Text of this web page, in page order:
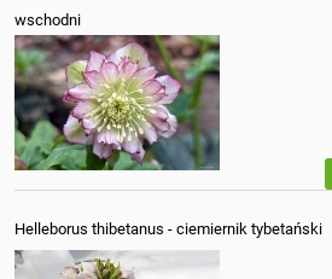
wschodni
Helleborus thibetanus - ciemiernik tybetański